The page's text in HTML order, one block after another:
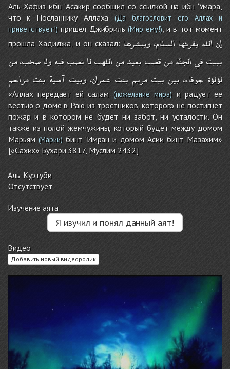
Аль-Хафиз ибн ‘Асакир сообщил со ссылкой на ибн ‘Умара,
что к Посланнику Аллаха (Да благословит его Аллах и
приветствует!)пришел Джибриль(Мир ему!), и в тот момент
прошла Хадиджа, и он сказал:
إن الله يقرئها السلام،ويبشرها
ببيتفيالجنّةمنقصببعيدمناللهبلانصبفيهولاصخب،من
لؤلؤة جوفاء،بين بيت مريم بنت عمران، وبيت آسية بنت مزاحم
«Аллах передает ей салам(пожелание мира)и радует ее
вестью о доме в Раю из тростников, которого не постигнет
пожар и в котором не будет ни забот, ни усталости. Он
также из полой жемчужины, который будет между домом
Марьям(Марии)бинт ‘Имран и домом Асии бинт Мазахим»
[«Сахих» Бухари 3817, Муслим 2432]
Аль-Куртуби
Отсутствует
Изучение аята
Я изучил и понял данный аят!
Видео
Добавить новый видеоролик